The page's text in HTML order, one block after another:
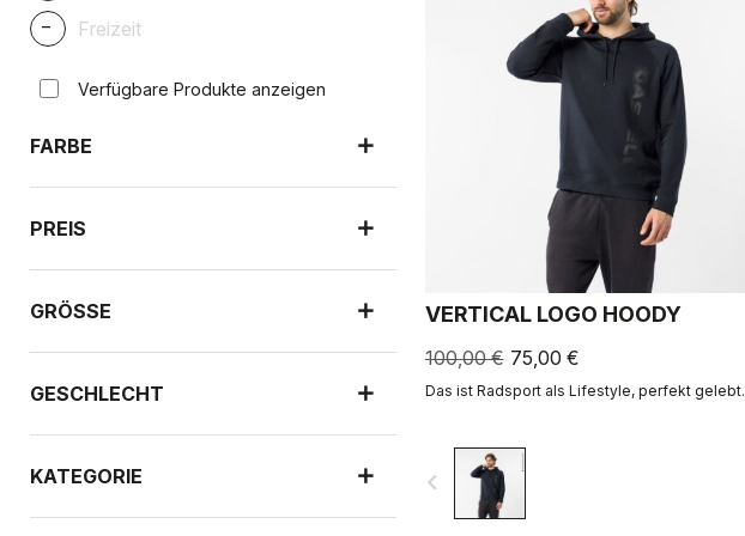
_
Freizeit
Verfügbare Produkte anzeigen
FARBE
PREIS
GRÖSSE
GESCHLECHT
KATEGORIE
VERTICAL LOGO HOODY
100,00 € 75,00 €
Das ist Radsport als Lifestyle, perfekt gelebt.
navigate_before